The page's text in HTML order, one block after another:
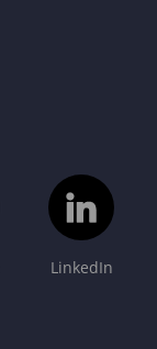
LinkedIn